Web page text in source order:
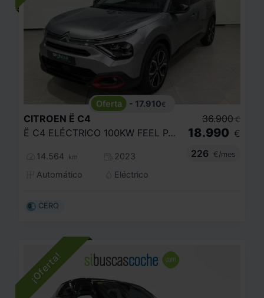
- 17.910€
CITROEN Ë C4
Ë C4 ELÉCTRICO 100KW FEEL PACK
14.564 km
2023
Automático
Eléctrico
36.900 €
18.990 €
226
€/mes
CERO